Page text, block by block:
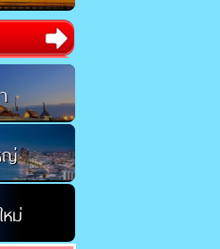
ญ่
หม่